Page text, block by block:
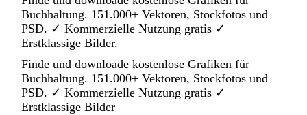
Buchhaltung. 151.000+ Vektoren, Stockfotos und
PSD. ✓ Kommerzielle Nutzung gratis ✓
Erstklassige Bilder.
Finde und downloade kostenlose Grafiken für
Buchhaltung. 151.000+ Vektoren, Stockfotos und
PSD. ✓ Kommerzielle Nutzung gratis ✓
Erstklassige Bilder